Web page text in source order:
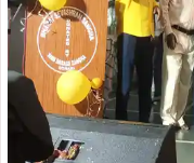
सदस्य एवं खरसावां
मुख्य अतिथि ने सर्व प्रथम
पर माल्यार्पण कर
शिक्षिकाओं को अंगवस्त्र